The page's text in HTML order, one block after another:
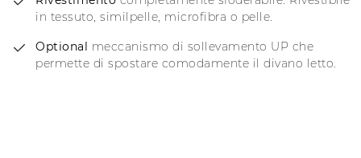
in tessuto, similpelle, microfibra o pelle.
Optional meccanismo di sollevamento UP che
permette di spostare comodamente il divano letto.